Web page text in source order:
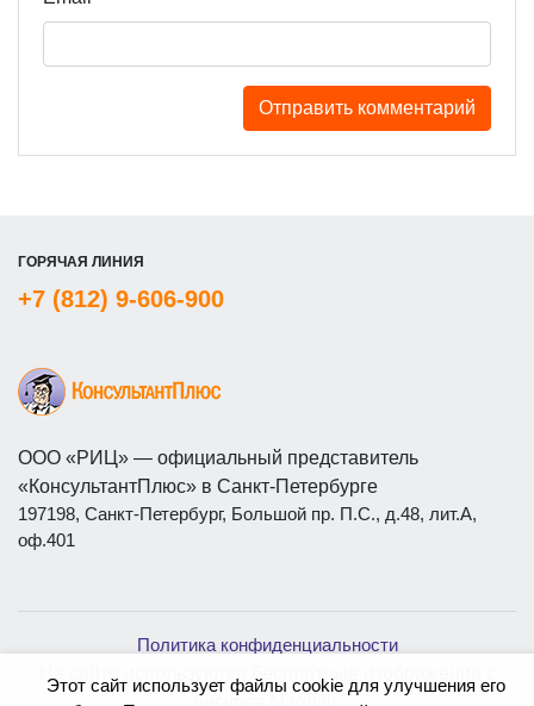
ГОРЯЧАЯ ЛИНИЯ
+7 (812) 9-606-900
ООО «РИЦ» — официальный представитель
«КонсультантПлюс» в Санкт-Петербурге
197198, Санкт-Петербург, Большой пр. П.С., д.48, лит.А,
оф.401
Политика конфиденциальности
ресурса
Этот сайт использует файлы cookie для улучшения его